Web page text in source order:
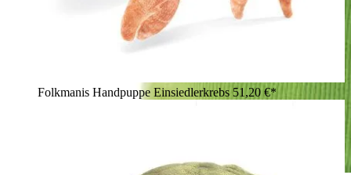
Folkmanis Handpuppe Einsiedlerkrebs 51,20 €*